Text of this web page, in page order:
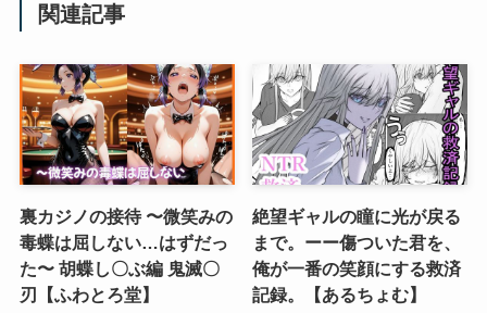
関連記事
裏カジノの接待 〜微笑みの
毒蝶は屈しない…はずだっ
た〜 胡蝶し〇ぶ編 鬼滅〇
刃【ふわとろ堂】
絶望ギャルの瞳に光が戻る
まで。ーー傷ついた君を、
俺が一番の笑顔にする救済
記録。【あるちょむ】